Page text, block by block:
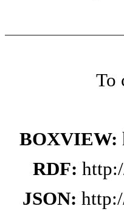
To
BOXVIEW:
RDF:
JSON: